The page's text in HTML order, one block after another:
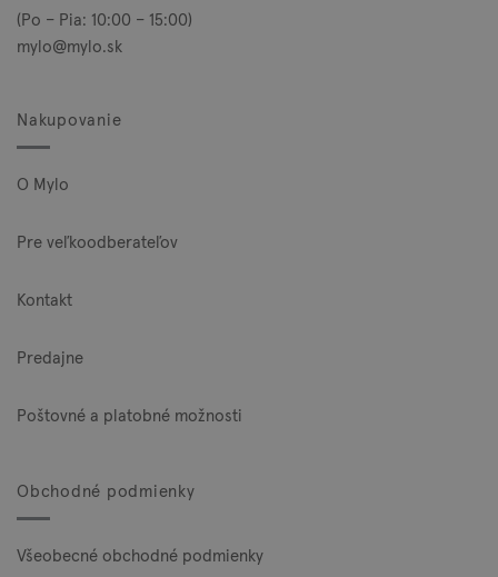
(Po – Pia: 10:00 – 15:00)
mylo@mylo.sk
Nakupovanie
O Mylo
Pre veľkoodberateľov
Kontakt
Predajne
Poštovné a platobné možnosti
Obchodné podmienky
Všeobecné obchodné podmienky